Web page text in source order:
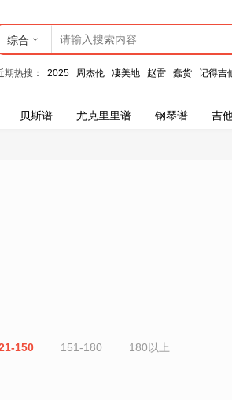
综合
期热搜： 2025 周杰伦 凄美地 赵雷 蠢货 记得吉
贝斯谱 尤克里里谱 钢琴谱 吉
150 151-180
180以上